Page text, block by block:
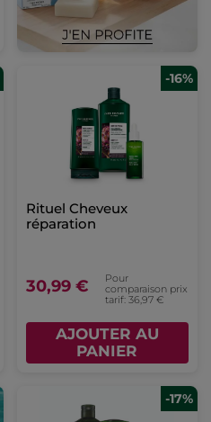
-16%
Rituel Cheveux
réparation
30,99 €
Pour
comparaison prix
tarif: 36,97 €
AJOUTER AU
PANIER
-17%